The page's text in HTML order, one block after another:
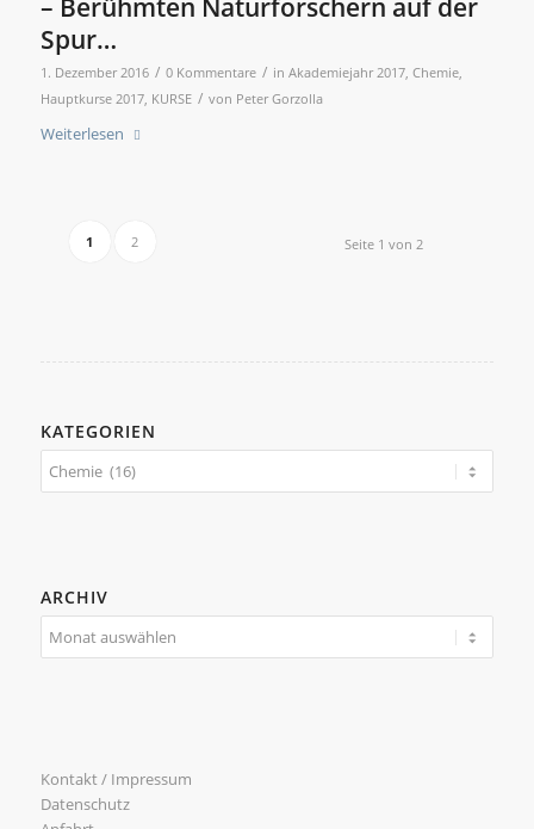
– Berühmten Naturforschern auf der
Spur…
1. Dezember 2016 / 0 Kommentare / in Akademiejahr 2017, Chemie,
Hauptkurse 2017, KURSE / von Peter Gorzolla
Weiterlesen
Seite 1 von 2
1 2
KATEGORIEN
Kategorien
ARCHIV
Kontakt / Impressum
Datenschutz